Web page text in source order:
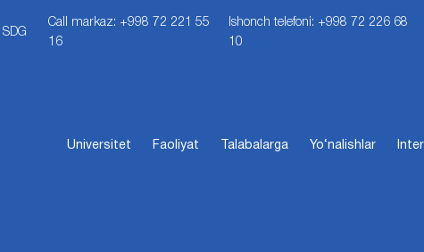
SDG
Call markaz: +998 72 221 55
16
Ishonch telefoni: +998 72 226 68
10
Universitet Faoliyat Talabalarga Yo‘nalishlar